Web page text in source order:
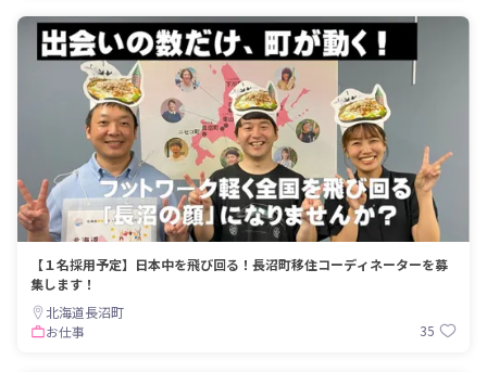
【１名採用予定】日本中を飛び回る！長沼町移住コーディネーターを募
集します！
北海道長沼町
お仕事
35